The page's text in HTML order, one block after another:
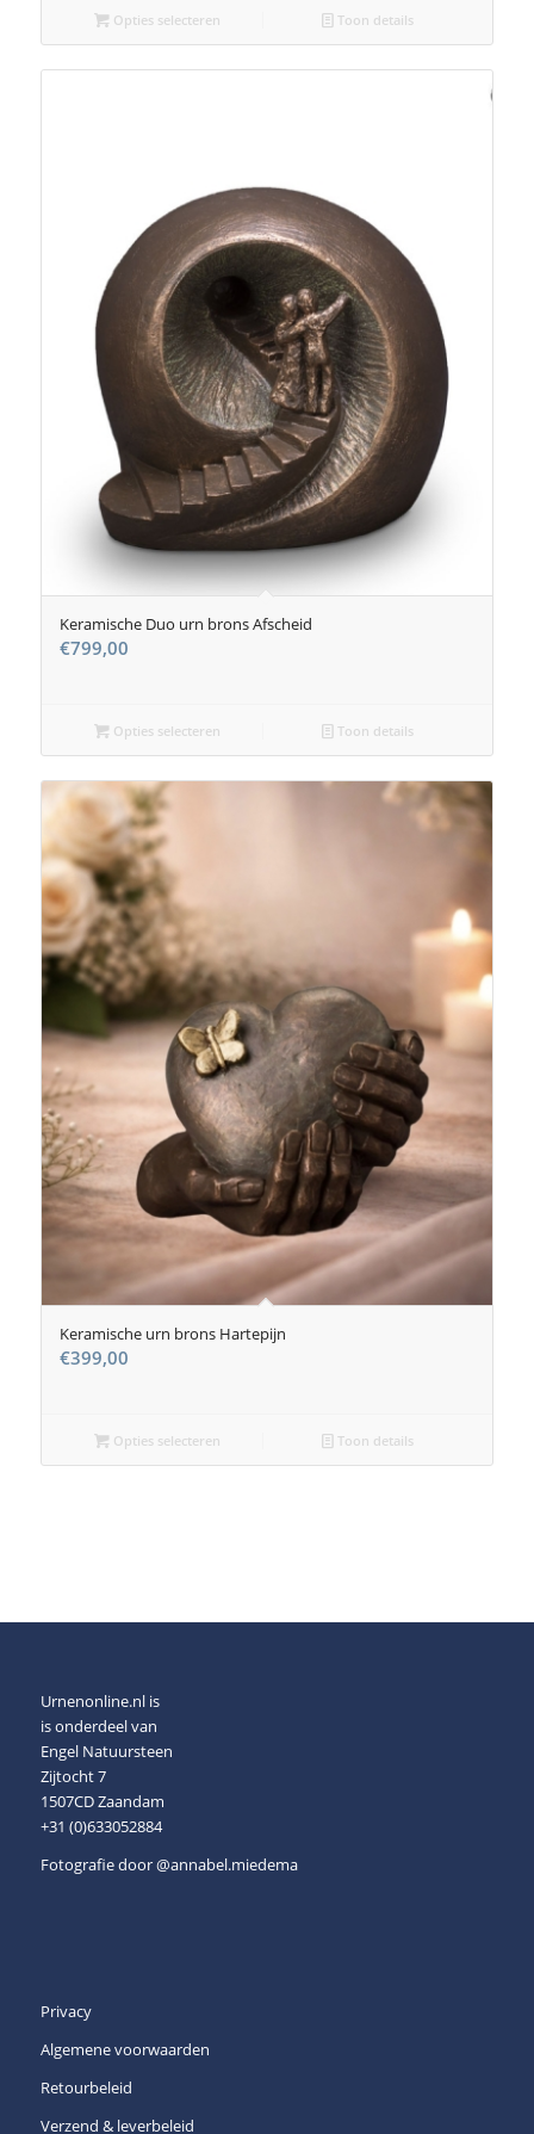
Opties selecteren Toon details
Keramische Duo urn brons Afscheid
€799,00
Opties selecteren Toon details
Keramische urn brons Hartepijn
€399,00
Opties selecteren Toon details
Urnenonline.nl is
is onderdeel van
Engel Natuursteen
Zijtocht 7
1507CD Zaandam
+31 (0)633052884
Fotografie door@annabel.miedema
Privacy
Algemene voorwaarden
Retourbeleid
Verzend & leverbeleid